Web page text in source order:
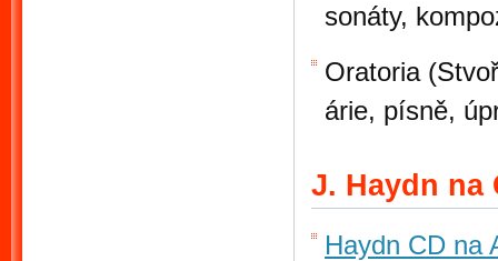
sonáty,
Oratoria
árie, písně,
J. Haydn na
Haydn CD na